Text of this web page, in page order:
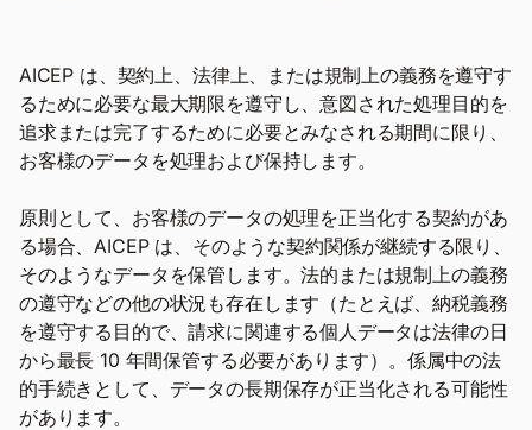
AICEP は、契約上、法律上、または規制上の義務を遵守す
るために必要な最大期限を遵守し、意図された処理目的を
追求または完了するために必要とみなされる期間に限り、
お客様のデータを処理および保持します。
原則として、お客様のデータの処理を正当化する契約があ
る場合、AICEP は、そのような契約関係が継続する限り、
そのようなデータを保管します。法的または規制上の義務
の遵守などの他の状況も存在します（たとえば、納税義務
を遵守する目的で、請求に関連する個人データは法律の日
から最長 10 年間保管する必要があります）。係属中の法
的手続きとして、データの長期保存が正当化される可能性
があります。